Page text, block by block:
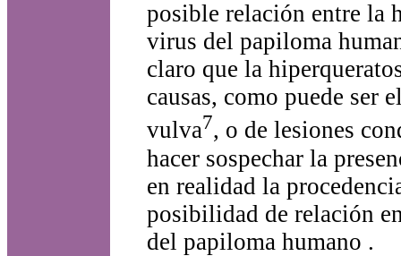
posible relación entre la
virus del papiloma
claro que la
causas, como puede ser
vulva7, o de lesiones
hacer sospechar la
en realidad la
posibilidad de relación
del papiloma humano .